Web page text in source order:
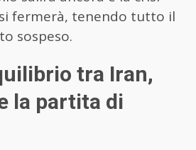
fermerà, tenendo tutto il
sospeso.
tra Iran,
la partita di